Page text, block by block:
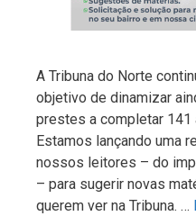
A Tribuna do Norte
objetivo de dinamizar
prestes a completar 141
Estamos lançando uma
nossos leitores – do
– para sugerir novas
querem ver na Tribuna. …